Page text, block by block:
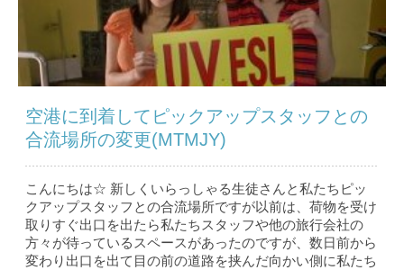
空港に到着してピックアップスタッフとの
合流場所の変更(MTMJY)
こんにちは☆ 新しくいらっしゃる生徒さんと私たちピッ
クアップスタッフとの合流場所ですが以前は、荷物を受け
取りすぐ出口を出たら私たちスタッフや他の旅行会社の
方々が待っているスペースがあったのですが、数日前から
変わり出口を出て目の前の道路を挟んだ向かい側に私たち